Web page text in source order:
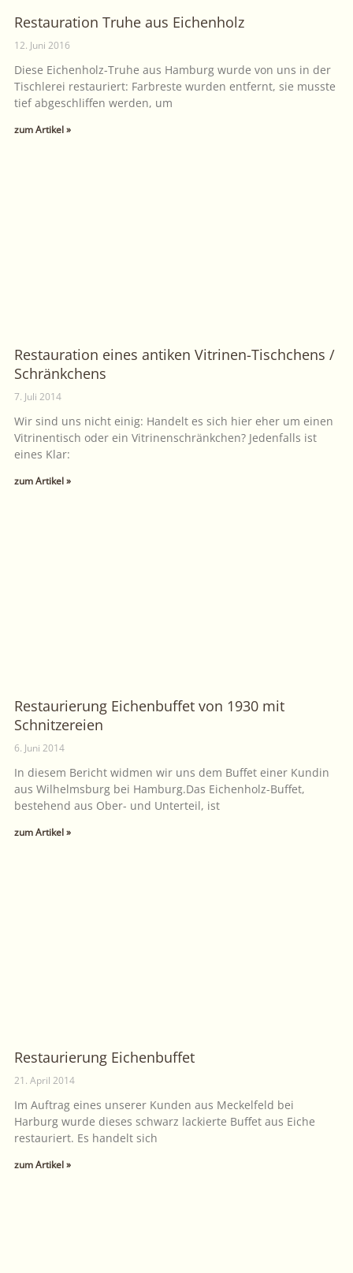
Restauration Truhe aus Eichenholz
12. Juni 2016
Diese Eichenholz-Truhe aus Hamburg wurde von uns in der
Tischlerei restauriert: Farbreste wurden entfernt, sie musste
tief abgeschliffen werden, um
zum Artikel »
Restauration eines antiken Vitrinen-Tischchens /
Schränkchens
7. Juli 2014
Wir sind uns nicht einig: Handelt es sich hier eher um einen
Vitrinentisch oder ein Vitrinenschränkchen? Jedenfalls ist
eines Klar:
zum Artikel »
Restaurierung Eichenbuffet von 1930 mit
Schnitzereien
6. Juni 2014
In diesem Bericht widmen wir uns dem Buffet einer Kundin
aus Wilhelmsburg bei Hamburg.Das Eichenholz-Buffet,
bestehend aus Ober- und Unterteil, ist
zum Artikel »
Restaurierung Eichenbuffet
21. April 2014
Im Auftrag eines unserer Kunden aus Meckelfeld bei
Harburg wurde dieses schwarz lackierte Buffet aus Eiche
restauriert. Es handelt sich
zum Artikel »